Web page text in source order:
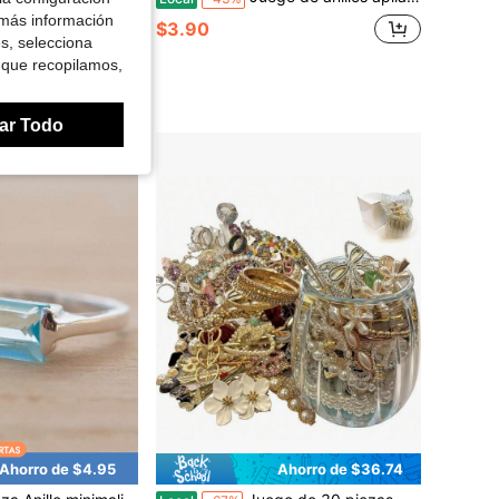
$3.90
Ahorro de $4.95 Ahorro de $36.74
información
selecciona
recopilamos,
Todo